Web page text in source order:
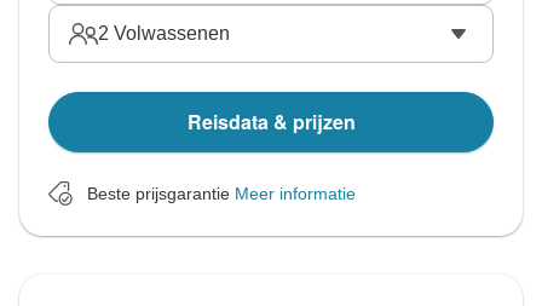
2 Volwassenen
Reisdata & prijzen
Beste prijsgarantie Meer informatie